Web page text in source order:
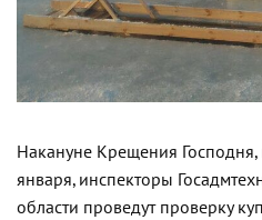
Накануне Крещения
января, инспекторы
области проведут проверку